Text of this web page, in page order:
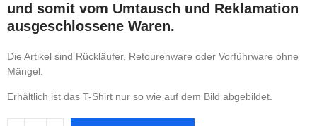
und somit vom Umtausch und Reklamation
ausgeschlossene Waren.
Die Artikel sind Rückläufer, Retourenware oder Vorführware ohne
Mängel.
Erhältlich ist das T-Shirt nur so wie auf dem Bild abgebildet.